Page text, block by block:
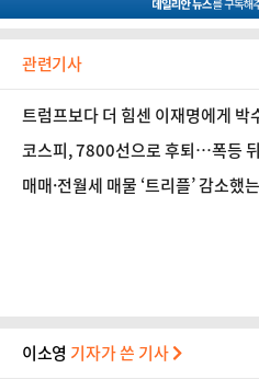
관련기사
트럼프보다 더 힘센 이재명에게 박
코스피, 7800선으로 후퇴…폭등
매매·전월세 매물 ‘트리플’ 감소
이소영 기자가 쓴 기사